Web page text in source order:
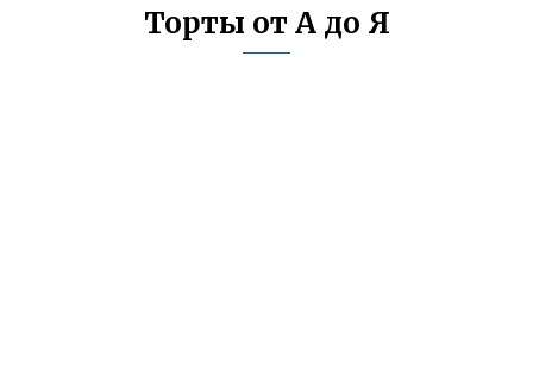
Торты от А до Я